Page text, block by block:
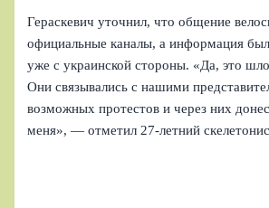
Гераскевич уточнил, что общение
официальные каналы, а информация
уже с украинской стороны. «Да, это
Они связывались с нашими
возможных протестов и через них
меня», — отметил 27‑летний